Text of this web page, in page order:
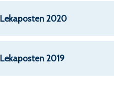
Lekaposten 2020
Lekaposten 2019